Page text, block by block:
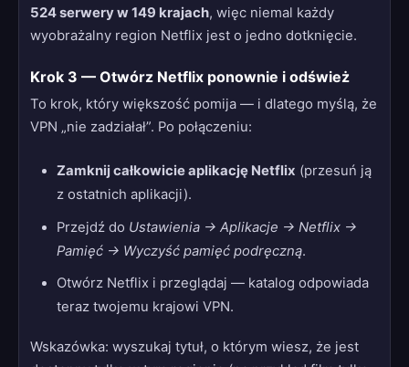
524 serwery w 149 krajach, więc niemal każdy
wyobrażalny region Netflix jest o jedno dotknięcie.
Krok 3 — Otwórz Netflix ponownie i odśwież
To krok, który większość pomija — i dlatego myślą, że
VPN „nie zadziałał”. Po połączeniu:
Zamknij całkowicie aplikację Netflix (przesuń ją
z ostatnich aplikacji).
Przejdź do Ustawienia → Aplikacje → Netflix →
Pamięć → Wyczyść pamięć podręczną.
Otwórz Netflix i przeglądaj — katalog odpowiada
teraz twojemu krajowi VPN.
Wskazówka: wyszukaj tytuł, o którym wiesz, że jest